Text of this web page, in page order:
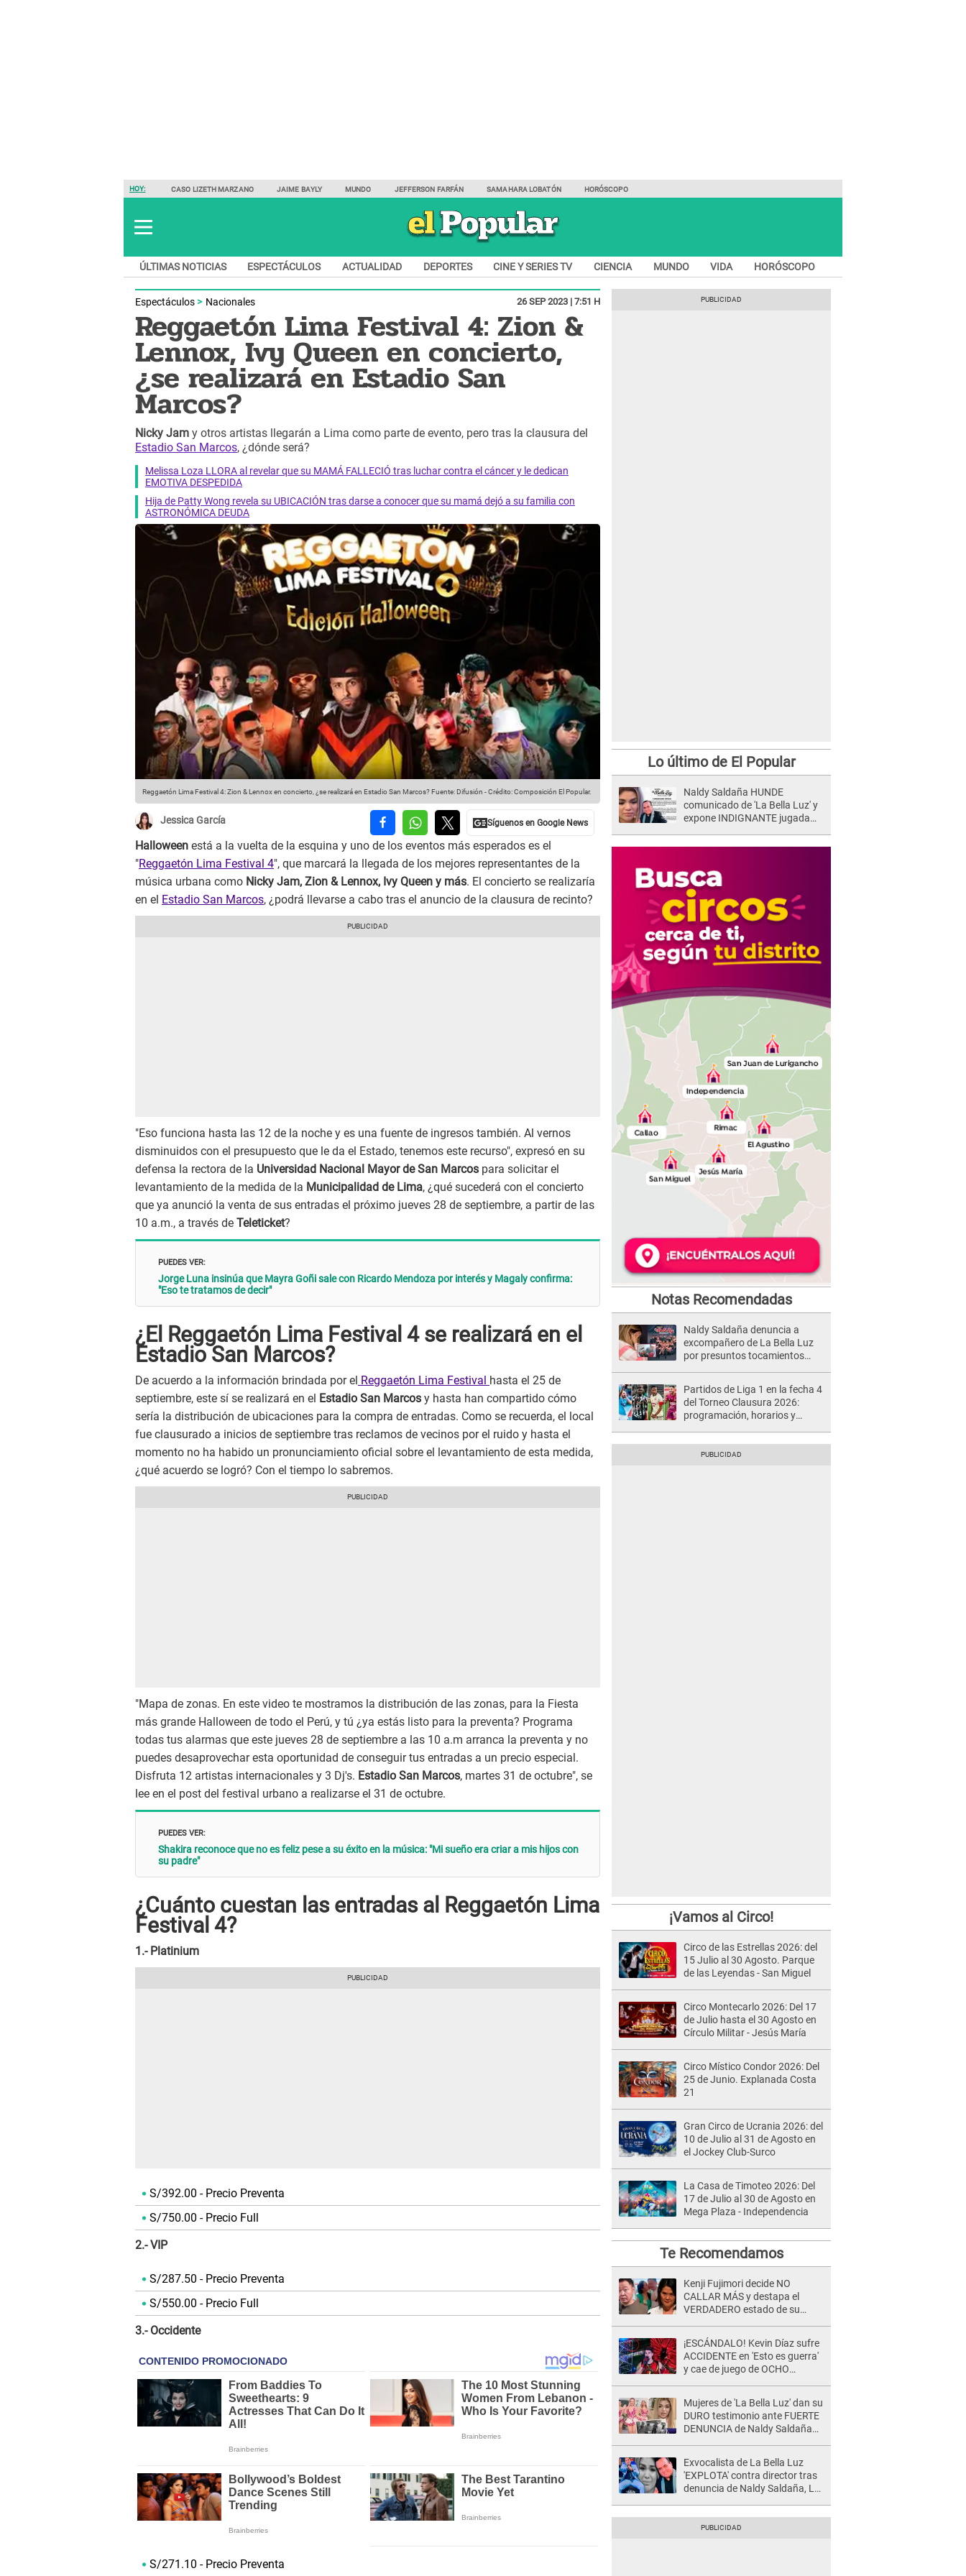
HOY: CASO LIZETH MARZANO JAIME BAYLY MUNDO JEFFERSON FARFÁN SAMAHARA LOBATÓN HORÓSCOPO
ÚLTIMAS NOTICIAS ESPECTÁCULOS ACTUALIDAD DEPORTES CINE Y SERIES TV CIENCIA MUNDO VIDA HORÓSCOPO
Espectáculos Nacionales 26 SEP 2023 | 7:51 H
Reggaetón Lima Festival 4: Zion &
Lennox, Ivy Queen en concierto,
¿se realizará en Estadio San
Marcos?
Nicky Jam y otros artistas llegarán a Lima como parte de evento, pero tras la clausura del
Estadio San Marcos, ¿dónde será?
Melissa Loza LLORA al revelar que su MAMÁ FALLECIÓ tras luchar contra el cáncer y le dedican
EMOTIVA DESPEDIDA
Hija de Patty Wong revela su UBICACIÓN tras darse a conocer que su mamá dejó a su familia con
ASTRONÓMICA DEUDA
Reggaetón Lima Festival 4: Zion & Lennox en concierto, ¿se realizará en Estadio San Marcos? Fuente: Difusión -Crédito: Composición El Popular.
Jessica García
Halloween está a la vuelta de la esquina y uno de los eventos más esperados es el
"Reggaetón Lima Festival 4", que marcará la llegada de los mejores representantes de la
música urbana como Nicky Jam, Zion & Lennox, Ivy Queen y más. El concierto se realizaría
en el Estadio San Marcos, ¿podrá llevarse a cabo tras el anuncio de la clausura de recinto?
"Eso funciona hasta las 12 de la noche y es una fuente de ingresos también. Al vernos
disminuidos con el presupuesto que le da el Estado, tenemos este recurso", expresó en su
defensa la rectora de la Universidad Nacional Mayor de San Marcos para solicitar el
levantamiento de la medida de la Municipalidad de Lima, ¿qué sucederá con el concierto
que ya anunció la venta de sus entradas el próximo jueves 28 de septiembre, a partir de las
10 a.m., a través de Teleticket?
PUEDES VER:
Jorge Luna insinúa que Mayra Goñi sale con Ricardo Mendoza por interés y Magaly confirma:
"Eso te tratamos de decir"
¿El Reggaetón Lima Festival 4 se realizará en el
Estadio San Marcos?
De acuerdo a la información brindada por el Reggaetón Lima Festival hasta el 25 de
septiembre, este sí se realizará en el Estadio San Marcos y hasta han compartido cómo
sería la distribución de ubicaciones para la compra de entradas. Como se recuerda, el local
fue clausurado a inicios de septiembre tras reclamos de vecinos por el ruido y hasta el
momento no ha habido un pronunciamiento oficial sobre el levantamiento de esta medida,
¿qué acuerdo se logró? Con el tiempo lo sabremos.
"Mapa de zonas. En este video te mostramos la distribución de las zonas, para la Fiesta
más grande Halloween de todo el Perú, y tú ¿ya estás listo para la preventa? Programa
todas tus alarmas que este jueves 28 de septiembre a las 10 a.m arranca la preventa y no
puedes desaprovechar esta oportunidad de conseguir tus entradas a un precio especial.
Disfruta 12 artistas internacionales y 3 Dj's. Estadio San Marcos, martes 31 de octubre", se
lee en el post del festival urbano a realizarse el 31 de octubre.
PUEDES VER:
Shakira reconoce que no es feliz pese a su éxito en la música: "Mi sueño era criar a mis hijos con
su padre"
¿Cuánto cuestan las entradas al Reggaetón Lima
Festival 4?
1.- Platinium
S/392.00 - Precio Preventa
S/750.00 - Precio Full
2.- VIP
S/287.50 - Precio Preventa
S/550.00 - Precio Full
3.- Occidente
S/271.10 - Precio Preventa
Lo último de El Popular
Naldy Saldaña HUNDE
comunicado de 'La Bella Luz' y
expone INDIGNANTE jugada
Notas Recomendadas
Naldy Saldaña denuncia a
excompañero de La Bella Luz
por presuntos tocamientos
Partidos de Liga 1 en la fecha 4
del Torneo Clausura 2026:
programación, horarios y
¡Vamos al Circo!
Circo de las Estrellas 2026: del
15 Julio al 30 Agosto. Parque
de las Leyendas - San Miguel
Circo Montecarlo 2026: Del 17
de Julio hasta el 30 Agosto en
Círculo Militar - Jesús María
Circo Místico Condor 2026: Del
25 de Junio. Explanada Costa
21
Gran Circo de Ucrania 2026: del
10 de Julio al 31 de Agosto en
el Jockey Club-Surco
La Casa de Timoteo 2026: Del
17 de Julio al 30 de Agosto en
Mega Plaza - Independencia
Te Recomendamos
Kenji Fujimori decide NO
CALLAR MÁS y destapa el
VERDADERO estado de su
Fujimori: "Mi familia es Érika, mi
suegra..."
¡ESCÁNDALO! Kevin Díaz sufre
ACCIDENTE en 'Esto es guerra'
y cae de juego de OCHO
Mujeres de 'La Bella Luz' dan su
DURO testimonio ante FUERTE
DENUNCIA de Naldy Saldaña
Exvocalista de La Bella Luz
'EXPLOTA' contra director tras
denuncia de Naldy Saldaña, LO
dos cabezas más"